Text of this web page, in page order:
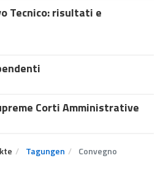
Tecnico: risultati e
Corti Amministrative
Tagungen Convegno